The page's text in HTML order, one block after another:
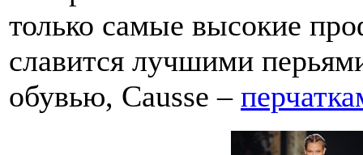
только самые высокие
славится лучшими
обувью, Causse –